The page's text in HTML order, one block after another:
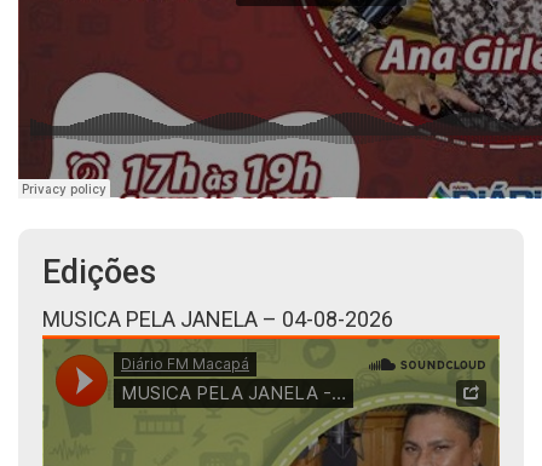
Edições
MUSICA PELA JANELA – 04-08-2026